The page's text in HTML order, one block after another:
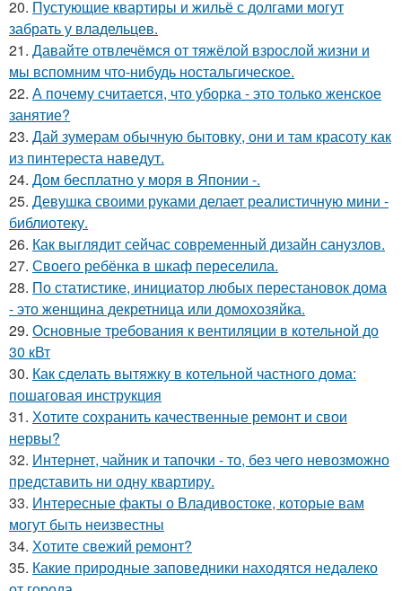
20. Пустующие квартиры и жильё с долгами могут
забрать у владельцев.
21. Давайте отвлечёмся от тяжёлой взрослой жизни и
мы вспомним что-нибудь ностальгическое.
22. А почему считается, что уборка - это только женское
занятие?
23. Дай зумерам обычную бытовку, они и там красоту как
из пинтереста наведут.
24. Дом бесплатно у моря в Японии -.
25. Девушка своими руками делает реалистичную мини -
библиотеку.
26. Как выглядит сейчас современный дизайн санузлов.
27. Своего ребёнка в шкаф переселила.
28. По статистике, инициатор любых перестановок дома
- это женщина декретница или домохозяйка.
29. Основные требования к вентиляции в котельной до
30 кВт
30. Как сделать вытяжку в котельной частного дома:
пошаговая инструкция
31. Хотите сохранить качественные ремонт и свои
нервы?
32. Интернет, чайник и тапочки - то, без чего невозможно
представить ни одну квартиру.
33. Интересные факты о Владивостоке, которые вам
могут быть неизвестны
34. Хотите свежий ремонт?
35. Какие природные заповедники находятся недалеко